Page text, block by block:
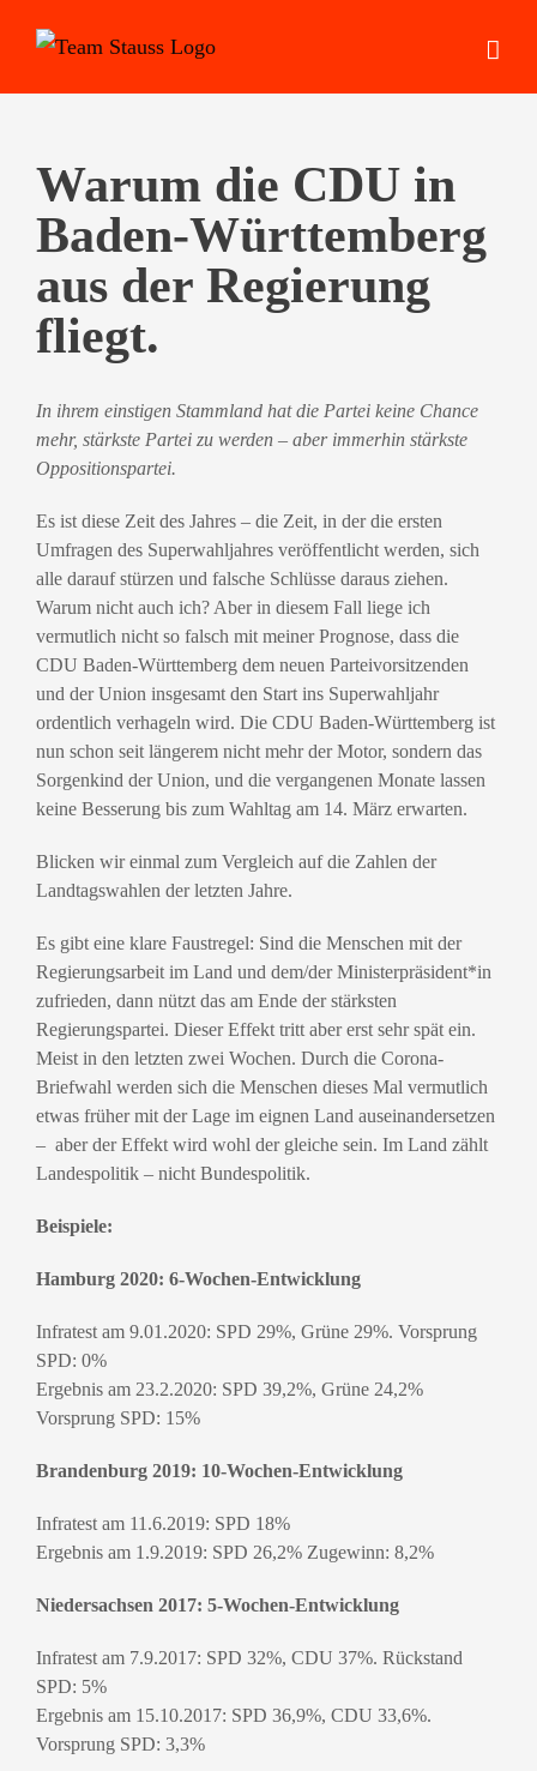
Inhalt
springen
Warum die CDU in
Baden-Württemberg
aus der Regierung
fliegt.
In ihrem einstigen Stammland hat die Partei keine Chance
mehr, stärkste Partei zu werden – aber immerhin stärkste
Oppositionspartei.
Es ist diese Zeit des Jahres – die Zeit, in der die ersten
Umfragen des Superwahljahres veröffentlicht werden, sich
alle darauf stürzen und falsche Schlüsse daraus ziehen.
Warum nicht auch ich? Aber in diesem Fall liege ich
vermutlich nicht so falsch mit meiner Prognose, dass die
CDU Baden-Württemberg dem neuen Parteivorsitzenden
und der Union insgesamt den Start ins Superwahljahr
ordentlich verhageln wird. Die CDU Baden-Württemberg ist
nun schon seit längerem nicht mehr der Motor, sondern das
Sorgenkind der Union, und die vergangenen Monate lassen
keine Besserung bis zum Wahltag am 14. März erwarten.
Blicken wir einmal zum Vergleich auf die Zahlen der
Landtagswahlen der letzten Jahre.
Es gibt eine klare Faustregel: Sind die Menschen mit der
Regierungsarbeit im Land und dem/der Ministerpräsident*in
zufrieden, dann nützt das am Ende der stärksten
Regierungspartei. Dieser Effekt tritt aber erst sehr spät ein.
Meist in den letzten zwei Wochen. Durch die Corona-
Briefwahl werden sich die Menschen dieses Mal vermutlich
etwas früher mit der Lage im eignen Land auseinandersetzen
– aber der Effekt wird wohl der gleiche sein. Im Land zählt
Landespolitik – nicht Bundespolitik.
Beispiele:
Hamburg 2020: 6-Wochen-Entwicklung
Infratest am 9.01.2020: SPD 29%, Grüne 29%. Vorsprung
SPD: 0%
Ergebnis am 23.2.2020: SPD 39,2%, Grüne 24,2%
Vorsprung SPD: 15%
Brandenburg 2019: 10-Wochen-Entwicklung
Infratest am 11.6.2019: SPD 18%
Ergebnis am 1.9.2019: SPD 26,2% Zugewinn: 8,2%
Niedersachsen 2017: 5-Wochen-Entwicklung
Infratest am 7.9.2017: SPD 32%, CDU 37%. Rückstand
SPD: 5%
Ergebnis am 15.10.2017: SPD 36,9%, CDU 33,6%.
Vorsprung SPD: 3,3%